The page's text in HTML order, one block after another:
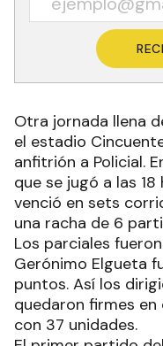
Otra jornada llena
el estadio
anfitrión a Policial.
que se jugó a las
venció en sets
una racha de 6
Los parciales
Gerónimo Elgueta
puntos. Así los
quedaron firmes
con 37 unidades.